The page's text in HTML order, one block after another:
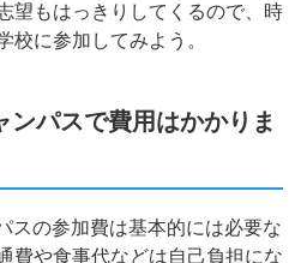
望もはっきりしてくるので、時
校に参加してみよう。
ンパスで費用はかかりま
スの参加費は基本的には必要な
費や食事代などは自己負担にな